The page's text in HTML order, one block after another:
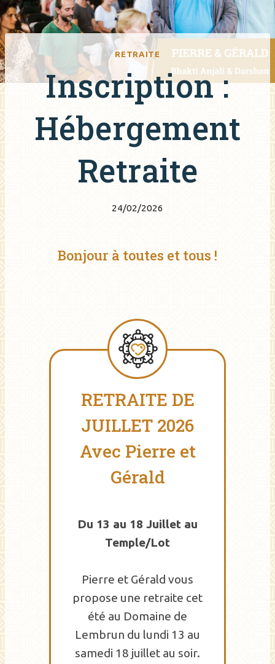
RETRAITE
Inscription :
Hébergement
Retraite
24/02/2026
Bonjour à toutes et tous !
RETRAITE DE
JUILLET 2026
Avec Pierre et
Gérald
Du 13 au 18 Juillet au
Temple/Lot
Pierre et Gérald vous
propose une retraite cet
été au Domaine de
Lembrun du lundi 13 au
samedi 18 juillet au soir.